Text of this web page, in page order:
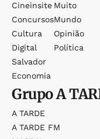
Cineinsite
Concursos
Cultura
Digital
Salvador
Economia
Muito
Mundo
Opinião
Política
GrupoA
A TARDE
A TARDE FM